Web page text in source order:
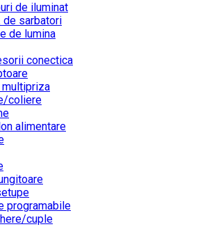
de iluminat
de sarbatori
de lumina
conectica
multipriza
coliere
alimentare
programabile
cuple